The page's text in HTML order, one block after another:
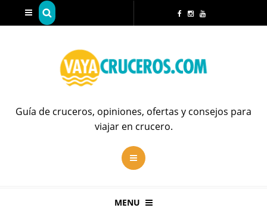
Guía de cruceros, opiniones, ofertas y consejos para
viajar en crucero.
MENU